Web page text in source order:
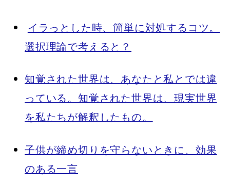
イラっとした時、簡単に対処するコツ。
選択理論で考えると？
知覚された世界は、あなたと私とでは違
っている。知覚された世界は、現実世界
を私たちが解釈したもの。
子供が締め切りを守らないときに、効果
のある一言